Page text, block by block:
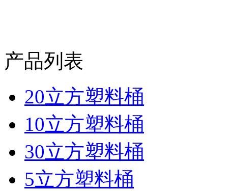
产品列表
20立方塑料桶
10立方塑料桶
30立方塑料桶
5立方塑料桶